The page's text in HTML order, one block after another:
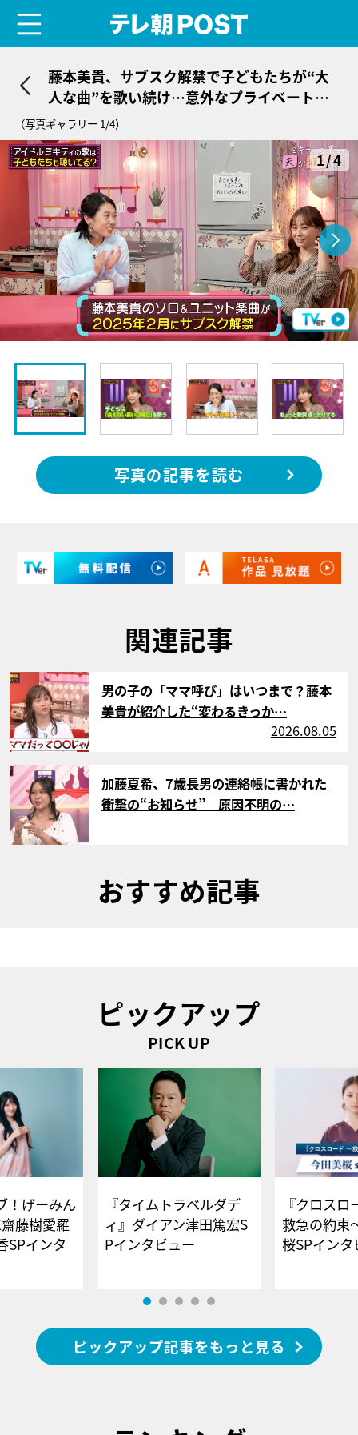
藤本美貴、サブスク解禁で子どもたちが“大
人な曲”を歌い続け…意外なプライベート明
かす「歌唱指導はする」
（写真ギャラリー 1/4）
1/4
写真の記事を読む
関連記事
サムネイル
男の子の「ママ呼び」はいつまで？藤本
美貴が紹介した“変わるきっか…
2026.08.05
サムネイル
加藤夏希、7歳長男の連絡帳に書かれた
衝撃の“お知らせ” 原因不明の…
おすすめ記事
ピックアップ
PICK UP
！げーみん
藤樹愛羅
SPインタ
『タイムトラベルダデ
ィ』ダイアン津田篤宏S
Pインタビュー
『クロス
救急の約束
桜SPイ
ピックアップ記事をもっと見る